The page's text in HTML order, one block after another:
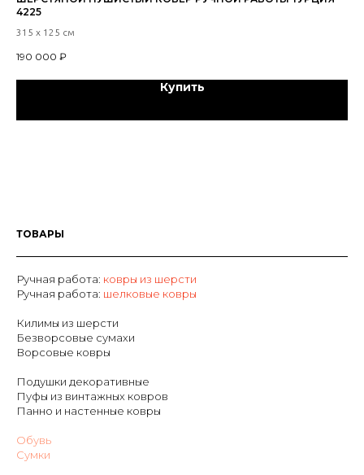
4225
315 х 125 см
190 000 ₽
Купить
ТОВАРЫ
Ручная работа: ковры из шерсти
Ручная работа: шелковые ковры
Килимы из шерсти
Безворсовые сумахи
Ворсовые ковры
Подушки декоративные
Пуфы из винтажных ковров
Панно и настенные ковры
Обувь
Сумки